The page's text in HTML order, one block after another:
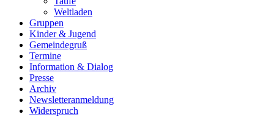
Weltladen
Gruppen
Kinder & Jugend
Gemeindegruß
Termine
Information & Dialog
Presse
Archiv
Newsletteranmeldung
Widerspruch